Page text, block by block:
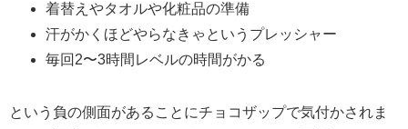
着替えやタオルや化粧品の準備
汗がかくほどやらなきゃというプレッシャー
毎回2〜3時間レベルの時間がかる
という負の側面があることにチョコザップで気付かされま